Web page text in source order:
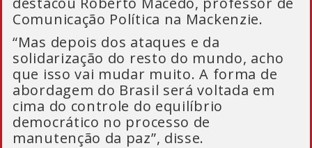
Comunicação Política na Mackenzie.
“Mas depois dos ataques e da
solidarização do resto do mundo, acho
que isso vai mudar muito. A forma de
abordagem do Brasil será voltada em
cima do controle do equilíbrio
democrático no processo de
manutenção da paz”, disse.